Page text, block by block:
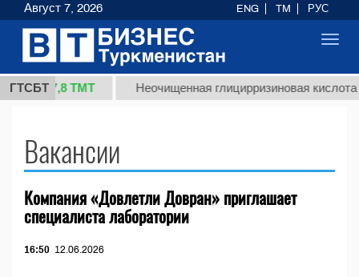
ГТСБТ
(кг.) 37,8 ТМТ Неочищенная глицирризиновая кислота
Вакансии
Компания «Довлетли Довран» приглашает
специалиста лаборатории
16:50 12.06.2026
Август 7, 2026 ENG TM РУС